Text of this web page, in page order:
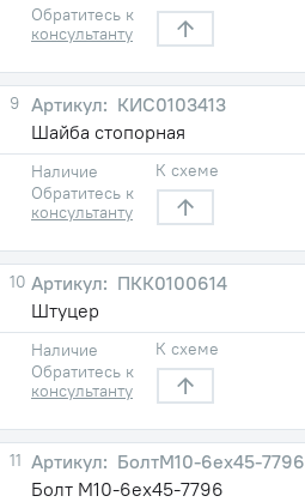
Обратитесь к
консультанту
9
КИС0103413
Шайба стопорная
Наличие
Обратитесь к
консультанту
К схеме
10
ПКК0100614
Штуцер
Наличие
Обратитесь к
консультанту
К схеме
11
БолтМ10-6ех45-7796
Болт М10-6ех45-7796